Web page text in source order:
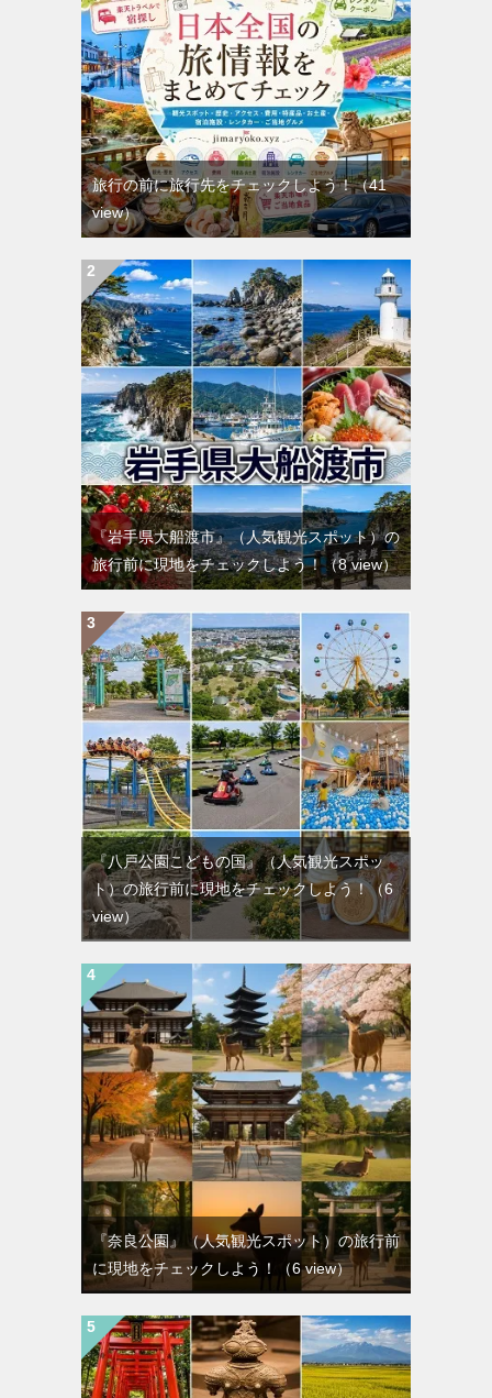
旅行の前に旅行先をチェックしよう！（41
view）
『岩手県大船渡市』（人気観光スポット）の
旅行前に現地をチェックしよう！（8 view）
『八戸公園こどもの国』（人気観光スポッ
ト）の旅行前に現地をチェックしよう！（6
view）
『奈良公園』（人気観光スポット）の旅行前
に現地をチェックしよう！
（6 view）